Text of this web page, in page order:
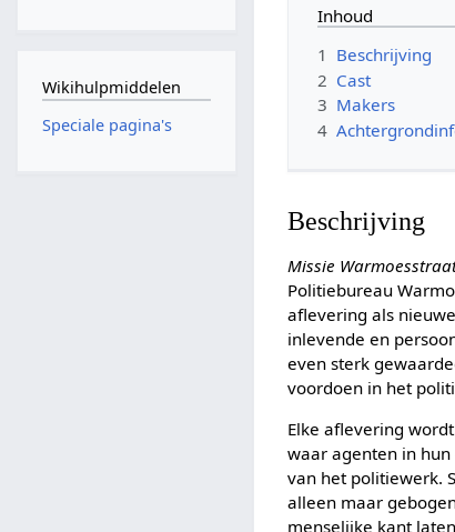
Inhoud
1 Beschrijving
2 Cast
3 Makers
4
Beschrijving
Missie
Politiebureau
aflevering als
inlevende en
even sterk
voordoen in het
Elke aflevering
waar agenten in
van het politiewerk.
alleen maar
menselijke kant
Wikihulpmiddelen
Speciale pagina's